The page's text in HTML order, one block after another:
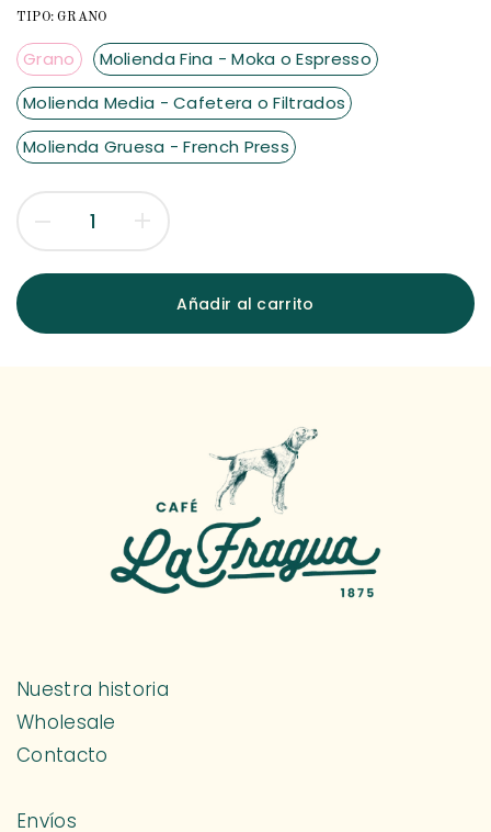
TIPO:GRANO
Grano
Molienda Fina - Moka o Espresso
Molienda Media - Cafetera o Filtrados
Molienda Gruesa - French Press
Añadir al carrito
Nuestra historia
Wholesale
Contacto
Envíos